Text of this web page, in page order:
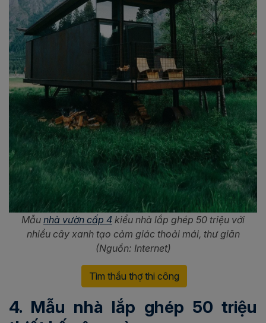
Mẫu nhà vườn cấp 4 kiểu nhà lắp ghép 50 triệu với
nhiều cây xanh tạo cảm giác thoải mái, thư giãn
(Nguồn: Internet)
Tìm thầu thợ thi công
4. Mẫu nhà lắp ghép 50 triệu